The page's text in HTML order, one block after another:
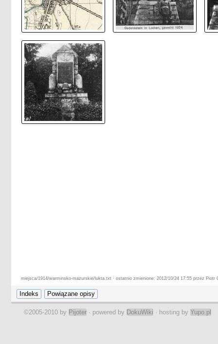
miejsca/1914/warminsko-mazurskie/lukta.txt · ostatnio zmienione: 2012/10/24 17:55 przez Piotr
©2005-2010 by Pijoter · powered by DokuWiki · hosting by Yupo.pl